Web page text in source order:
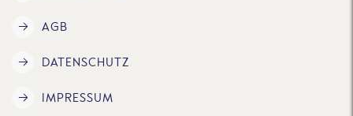
AGB
DATENSCHUTZ
IMPRESSUM